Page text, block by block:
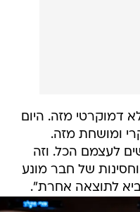
דמוקרטי מזה. היום
ומושחת מזה.
לעצמם הכל. וזה
של חבר מונע
לתוצאה אחרת".